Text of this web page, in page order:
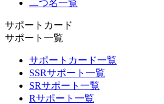
二つ名一覧
サポートカード
サポート一覧
サポートカード一覧
SSRサポート一覧
SRサポート一覧
Rサポート一覧